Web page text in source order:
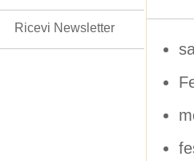
Ricevi Newsletter